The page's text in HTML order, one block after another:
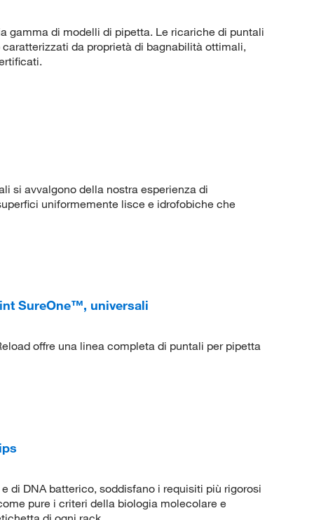
gamma di modelli di pipetta. Le ricariche di puntali
da proprietà di bagnabilità ottimali,
si avvalgono della nostra esperienza di
uniformemente lisce e idrofobiche che
SureOne™, universali
offre una linea completa di puntali per pipetta
di DNA batterico, soddisfano i requisiti più rigorosi
pure i criteri della biologia molecolare e